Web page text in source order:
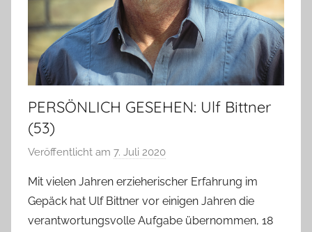
PERSÖNLICH GESEHEN: Ulf Bittner
(53)
Veröffentlicht am 7. Juli 2020
n
T
a
Mit vielen Jahren erzieherischer Erfahrung im
Gepäck hat Ulf Bittner vor einigen Jahren die
verantwortungsvolle Aufgabe übernommen, 18